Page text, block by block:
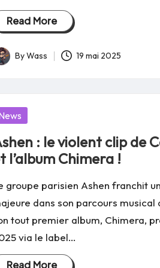
Read More
ByWass 19 mai 2025
: le violent clip de
l’album Chimera !
groupe parisien Ashen franchit
dans son parcours musical
tout premier album, Chimera,
via le label…
Read More